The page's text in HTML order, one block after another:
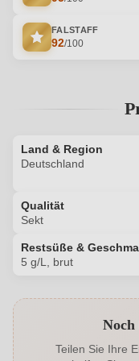
FALSTAFF
92/100
Land & Region
Deutschland
Qualität
Sekt
Restsüße &
5 g/L, brut
Alkoholgehalt in %Noch
Teilen Sie Ihre